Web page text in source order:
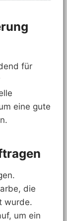
für
eine gute
die
wurde.
um ein